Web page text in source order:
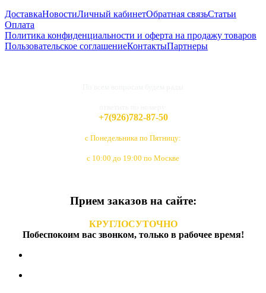
ДоставкаНовостиЛичный кабинетОбратная связьСтатьи
Оплата
Политика конфиденциальности и оферта на продажу товаров
Пользовательское соглашениеКонтактыПартнеры
+7(926)782-87-50
с Понедельника по Пятницу:
с 10:00 до 19:00 по Москве
Прием заказов на сайте:
КРУГЛОСУТОЧНО
Побеспокоим вас звонком, только в рабочее время!